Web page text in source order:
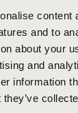
content
and to
about your
and
information